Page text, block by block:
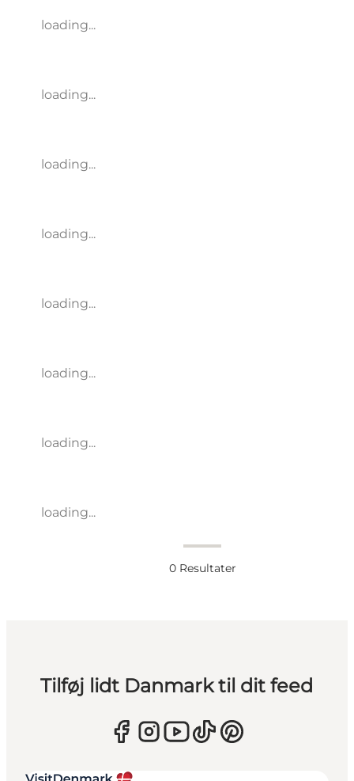
loading...
loading...
loading...
loading...
loading...
loading...
loading...
loading...
0 Resultater
Tilføj lidt Danmark til dit feed